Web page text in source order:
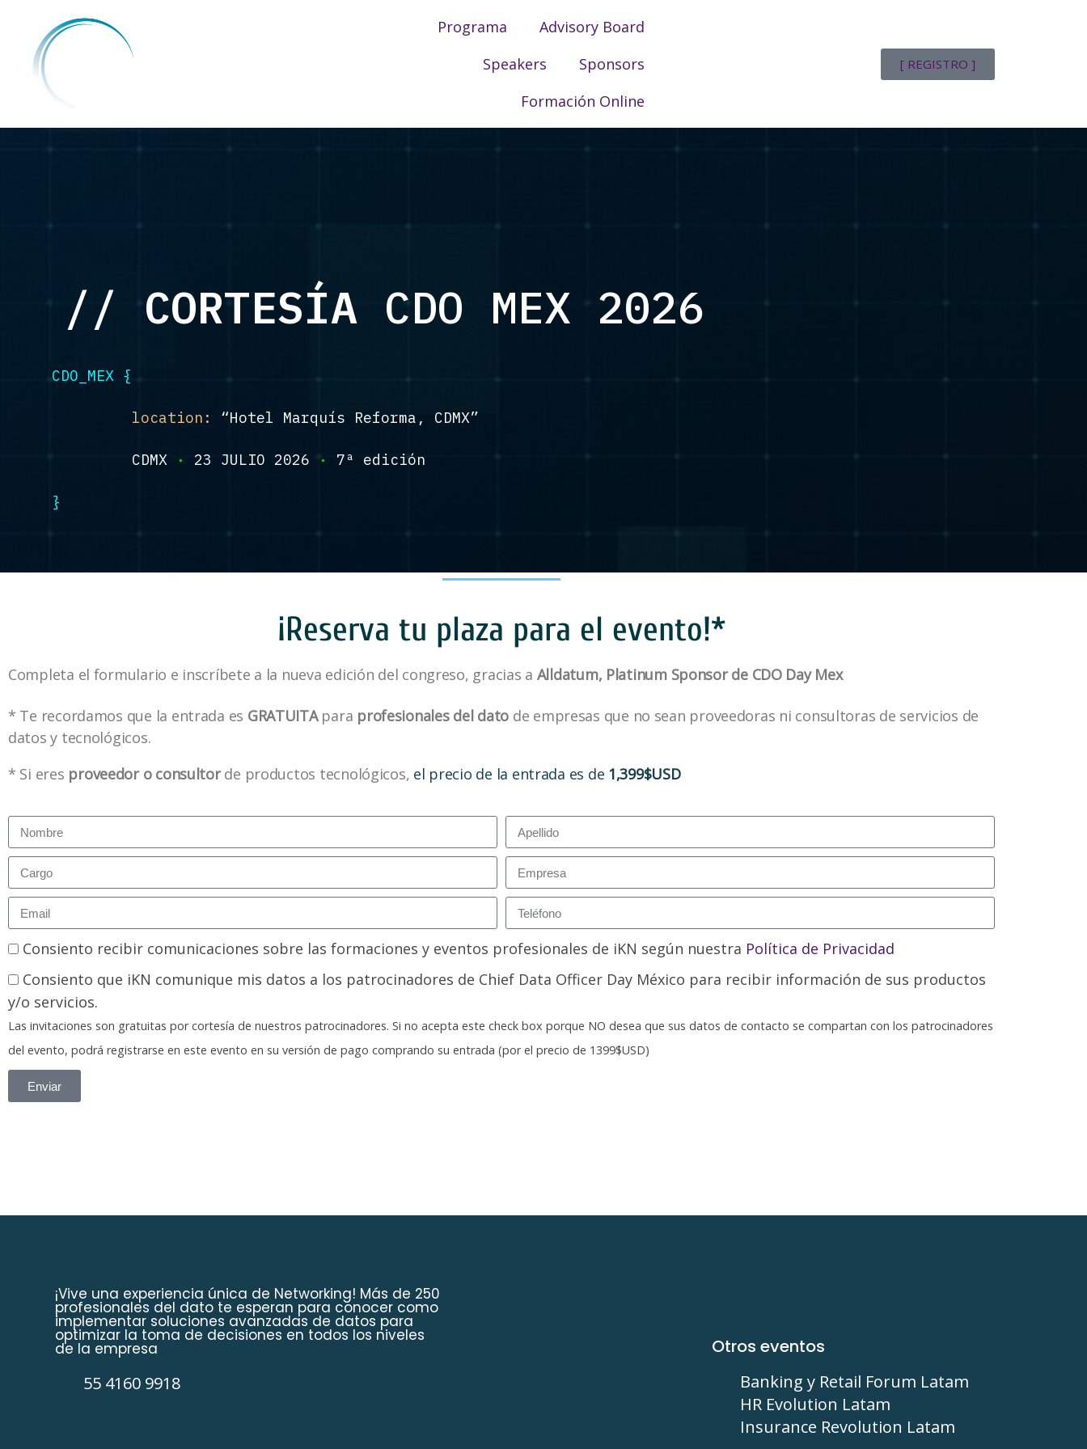
Programa
Advisory Board
Speakers
Sponsors
Formación Online
[ REGISTRO ]
// CDO MEX 2026
CDO_MEX {
location: “Hotel Marquís Reforma, CDMX”
CDMX · 23 JULIO 2026 · 7ª edición
}
¡Reserva tu plaza para el evento!*
Completa el formulario e inscríbete a la nueva edición del congreso, gracias a Alldatum, Platinum Sponsor de CDO Day Mex
* Te recordamos que la entrada es GRATUITApara profesionales del dato de empresas que no sean proveedoras ni consultoras de servicios de
datos y tecnológicos.
* Si eres proveedor o consultorde productos tecnológicos, el precio de la entrada es de 1,399$USD
Consiento recibir comunicaciones sobre las formaciones y eventos profesionales de iKN según nuestra Política de Privacidad
Consiento que iKN comunique mis datos a los patrocinadores de Chief Data Officer Day México para recibir información de sus productos
y/o servicios.
Las invitaciones son gratuitas por cortesía de nuestros patrocinadores. Si no acepta este check box porque NO desea que sus datos de contacto se compartan con los patrocinadores
del evento, podrá registrarse en este evento en su versión de pago comprando su entrada (por el precio de 1399$USD)
Enviar
¡Vive una experiencia única de Networking! Más de 250
profesionales del dato te esperan para conocer como
implementar soluciones avanzadas de datos para
optimizar la toma de decisiones en todos los niveles
de la empresa
55 4160 9918
Otros eventos
Banking y Retail Forum Latam
HR Evolution Latam
Insurance Revolution Latam